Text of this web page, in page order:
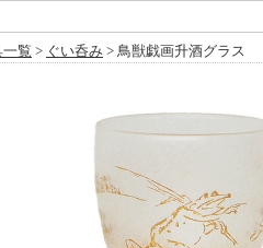
覧 > ぐい呑み > 鳥獣戯画升酒グラス